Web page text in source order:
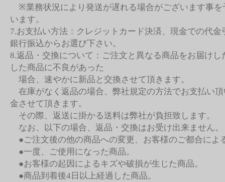
※業務状況により発送が遅れる場合がございます事を
います。
7.お支払い方法：クレジットカード決済、現金での代金
銀行振込からお選び下さい。
8.返品・交換について：ご注文と異なる商品をお届けし
した商品に不良があった
場合、速やかに新品と交換させて頂きます。
在庫がなく返品の場合、弊社規定の方法でお支払い
金させて頂きます。
その際、返送に掛かる送料は弊社が負担致します。
なお、以下の場合、返品・交換はお受け出来ません。
●ご注文後の他の商品への変更、お客様のご都合によ
●一度、ご使用になった商品。
●お客様の起因によるキズや破損が生じた商品。
●商品到着後4日以上経過した商品。